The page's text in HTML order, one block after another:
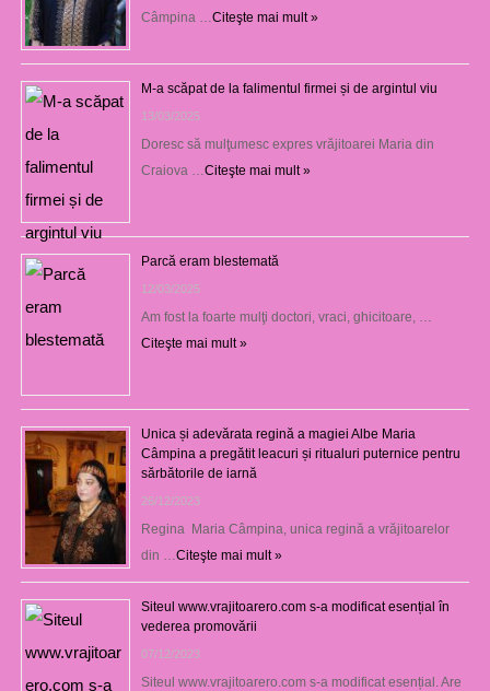
Câmpina … Citeşte mai mult »
M-a scăpat de la falimentul firmei și de argintul viu
13/03/2025
Doresc să mulţumesc expres vrăjitoarei Maria din
Craiova … Citeşte mai mult »
Parcă eram blestemată
12/03/2025
Am fost la foarte mulţi doctori, vraci, ghicitoare, …
Citeşte mai mult »
Unica și adevărata regină a magiei Albe Maria
Câmpina a pregătit leacuri și ritualuri puternice pentru
sărbătorile de iarnă
26/12/2023
Regina Maria Câmpina, unica regină a vrăjitoarelor
din … Citeşte mai mult »
Siteul www.vrajitoarero.com s-a modificat esențial în
vederea promovării
07/12/2023
Siteul www.vrajitoarero.com s-a modificat esențial. Are